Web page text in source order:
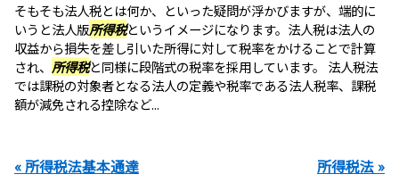
そもそも法人税とは何か、といった疑問が浮かびますが、端的に
いうと法人版所得税というイメージになります。法人税は法人の
収益から損失を差し引いた所得に対して税率をかけることで計算
され、 所得税と同様に段階式の税率を採用しています。 法人税法
では課税の対象者となる法人の定義や税率である法人税率、課税
額が減免される控除など...
« 所得税法基本通達
所得税法 »